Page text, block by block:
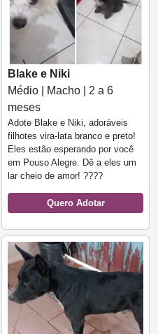
Blake e Niki
Médio | Macho | 2 a 6
meses
Adote Blake e Niki, adoráveis
filhotes vira-lata branco e preto!
Eles estão esperando por você
em Pouso Alegre. Dê a eles um
lar cheio de amor! ????
Quero Adotar